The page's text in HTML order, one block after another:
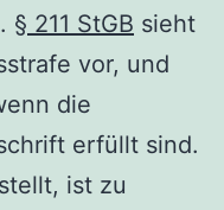
§ 211 StGB sieht
vor, und
die
erfüllt sind.
ist zu